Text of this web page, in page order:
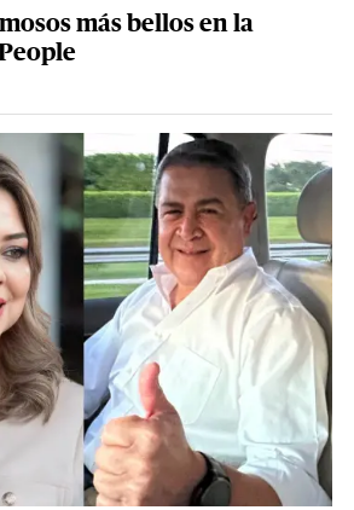
más bellos en la